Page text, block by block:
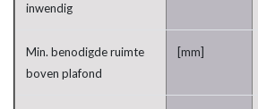
inwendig
Min. benodigde ruimte
boven plafond
[mm]